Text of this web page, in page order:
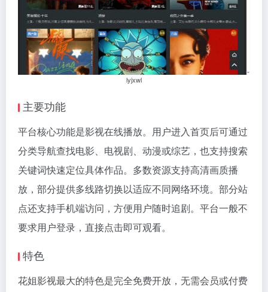
lyjxwl
主要功能
平台核心功能是影视在线播放。用户进入首页后可通过
分类导航查找电影、电视剧、动漫或综艺，也支持搜索
关键词快速定位具体作品。多数资源支持高清画质播
放，部分提供多线路切换以适应不同网络环境。部分站
点还支持手机端访问，方便用户随时追剧。平台一般不
要求用户登录，直接点击即可观看。
特色
花姐影视最大的特色是完全免费开放，无需会员或付费